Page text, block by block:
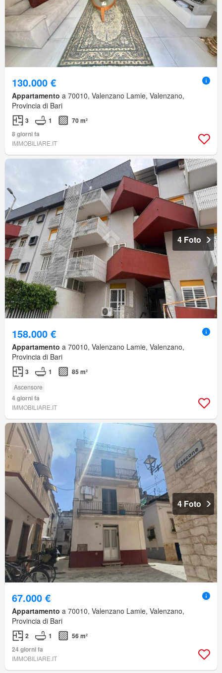
130.000 €
Appartamento a 70010, Valenzano Lamie, Valenzano,
Provincia di Bari
3 1
70 m²
8 giorni fa
IMMOBILIARE.IT
4 Foto
158.000 €
Appartamento a 70010, Valenzano Lamie, Valenzano,
Provincia di Bari
3 1 85 m²
Ascensore
4 giorni fa
IMMOBILIARE.IT
4 Foto
67.000 €
Appartamento a 70010, Valenzano Lamie, Valenzano,
Provincia di Bari
2 1
56 m²
24 giorni fa
IMMOBILIARE.IT